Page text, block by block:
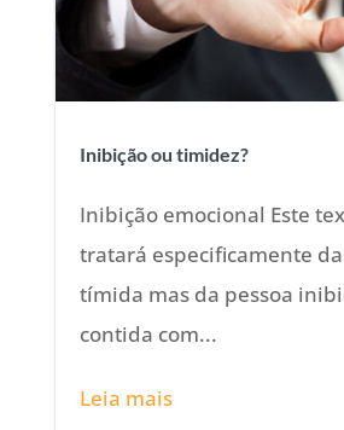
Inibição ou timidez?
Inibição emocional Este
tratará especificamente
tímida mas da pessoa
contida com...
Leia mais